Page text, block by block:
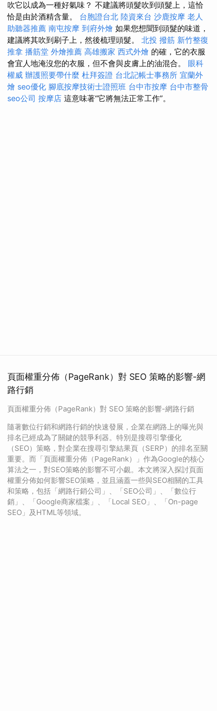
吹它以成為一種好氣味？ 不建議將頭髮吹到頭髮上，這恰
恰是由於酒精含量。 台胞證台北 陸資來台 沙鹿按摩 老人
助聽器推薦 南屯按摩 到府外燴 如果您想聞到頭髮的味道，
建議將其吹到刷子上，然後梳理頭髮。 北投 撥筋 新竹整復
推拿 播筋堂 外燴推薦 高雄搬家 西式外燴 的確，它的衣服
會宜人地淹沒您的衣服，但不會與皮膚上的油混合。 眼科
權威 辦護照要帶什麼 杜拜簽證 台北記帳士事務所 宜蘭外
燴 seo優化 腳底按摩技術士證照班 台中市按摩 台中市整骨
seo公司 按摩店 這意味著“它將無法正常工作”。
頁面權重分佈（PageRank）對 SEO 策略的影響-網
路行銷
頁面權重分佈（PageRank）對 SEO 策略的影響-網路行銷
隨著數位行銷和網路行銷的快速發展，企業在網路上的曝光與
排名已經成為了關鍵的競爭利器。特別是搜尋引擎優化
（SEO）策略，對企業在搜尋引擎結果頁（SERP）的排名至關
重要。而「頁面權重分佈（PageRank）」作為Google的核心
算法之一，對SEO策略的影響不可小覷。本文將深入探討頁面
權重分佈如何影響SEO策略，並且涵蓋一些與SEO相關的工具
和策略，包括「網路行銷公司」、「SEO公司」、「數位行
銷」、「Google商家檔案」、「Local SEO」、「On-page
SEO」及HTML等領域。